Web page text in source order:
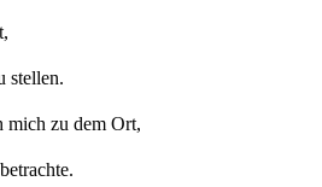
stellen.
mich zu dem Ort,